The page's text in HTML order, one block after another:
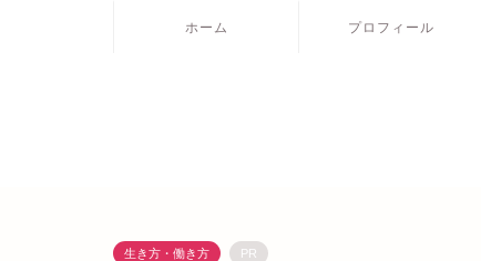
ホーム プロフィール
生き方・働き方 PR